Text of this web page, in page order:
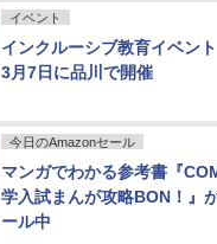
イベント
インクルーシブ教育イベン
3月7日に品川で開催
今日のAmazonセール
マンガでわかる参考書『
学入試まんが攻略BON！』
ール中